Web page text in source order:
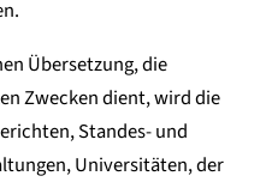
Übersetzung, die
Zwecken dient, wird die
Standes- und
Universitäten, der